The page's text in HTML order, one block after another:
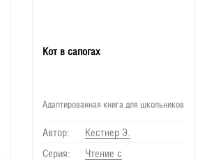
Кот в сапогах
Адаптированная книга для школьников
Автор:
Кестнер Э.
Серия:
Чтение с